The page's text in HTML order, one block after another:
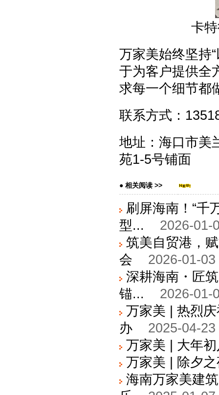
卡
万家美始终坚持
于为客户提供全
求每一个细节都
联系方式：
地址：海口市美
苑1-5号铺面
● 相关阅读 >>
刷屏海南！“千
型...
2026-01-
筑美自贸港，
会
2026-01-
深耕海南・匠
锚...
2026-01-
万家美 | 热烈
办
2025-04-
万家美 | 大年
万家美 | 除夕
海南万家美建